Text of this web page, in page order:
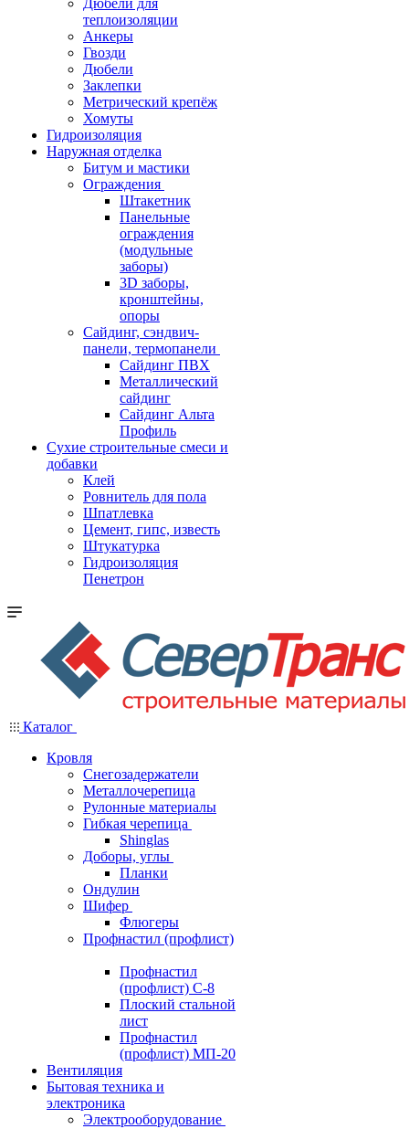
Дюбели для
теплоизоляции
Анкеры
Гвозди
Дюбели
Заклепки
Метрический крепёж
Хомуты
Гидроизоляция
Наружная отделка
Битум и мастики
Ограждения
Штакетник
Панельные
ограждения
(модульные
заборы)
3D заборы,
кронштейны,
опоры
Cайдинг, сэндвич-
панели, термопанели
Сайдинг ПВХ
Металлический
сайдинг
Сайдинг Альта
Профиль
Сухие строительные смеси и
добавки
Клей
Ровнитель для пола
Шпатлевка
Цемент, гипс, известь
Штукатурка
Гидроизоляция
Пенетрон
Каталог
Кровля
Снегозадержатели
Металлочерепица
Рулонные материалы
Гибкая черепица
Shinglas
Доборы, углы
Планки
Ондулин
Шифер
Флюгеры
Профнастил (профлист)
Профнастил
(профлист) С-8
Плоский стальной
лист
Профнастил
(профлист) МП-20
Вентиляция
Бытовая техника и
электроника
Электрооборудование